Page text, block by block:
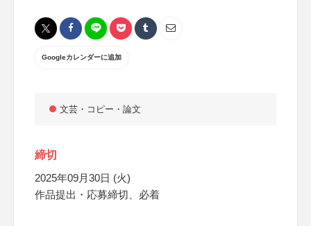
Googleカレンダーに追加
文芸・コピー・論文
締切
2025年09月30日 (火)
作品提出・応募締切、必着